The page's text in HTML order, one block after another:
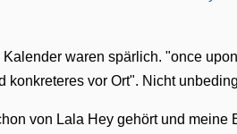
waren spärlich. "once
konkreteres vor Ort". Nicht
von Lala Hey gehört und